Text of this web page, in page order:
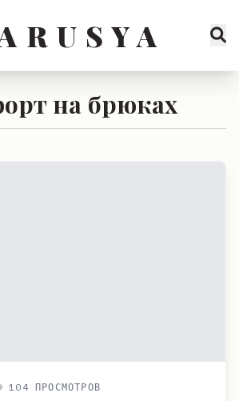
R U S Y A
на брюках
104 ПРОСМОТРОВ